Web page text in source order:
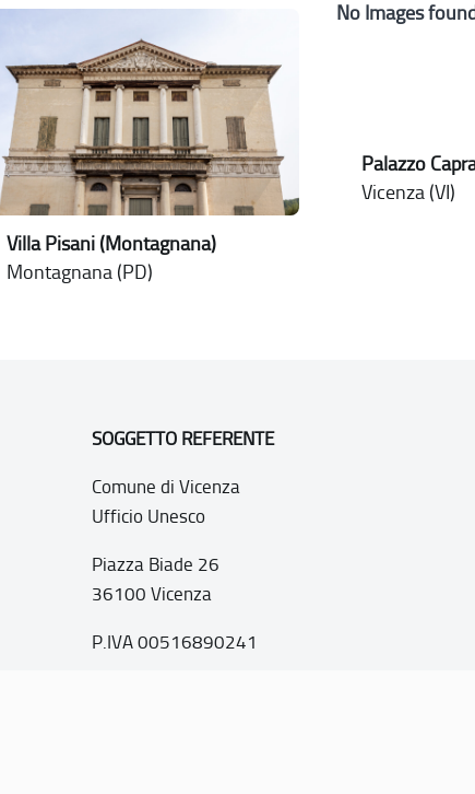
Villa Pisani (Montagnana)
Montagnana (PD)
No Images
Palazzo
Vicenza (VI)
SOGGETTO REFERENTE
Comune di Vicenza
Ufficio Unesco
Piazza Biade 26
36100 Vicenza
P.IVA 00516890241